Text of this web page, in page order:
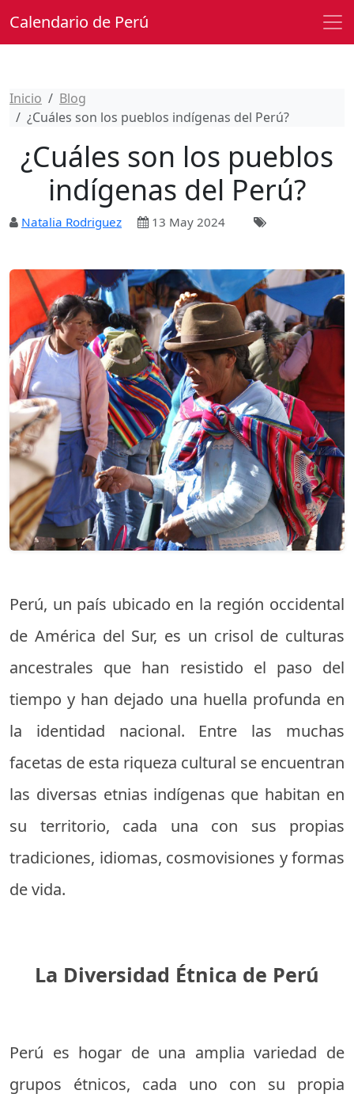
Calendario de Perú
Inicio
Blog
¿Cuáles son los pueblos indígenas del Perú?
¿Cuáles son los pueblos
indígenas del Perú?
Natalia Rodriguez 13 May 2024
Perú, un país ubicado en la región occidental
de América del Sur, es un crisol de culturas
ancestrales que han resistido el paso del
tiempo y han dejado una huella profunda en
la identidad nacional. Entre las muchas
facetas de esta riqueza cultural se encuentran
las diversas etnias indígenas que habitan en
su territorio, cada una con sus propias
tradiciones, idiomas, cosmovisiones y formas
de vida.
La Diversidad Étnica de Perú
Perú es hogar de una amplia variedad de
grupos étnicos, cada uno con su propia